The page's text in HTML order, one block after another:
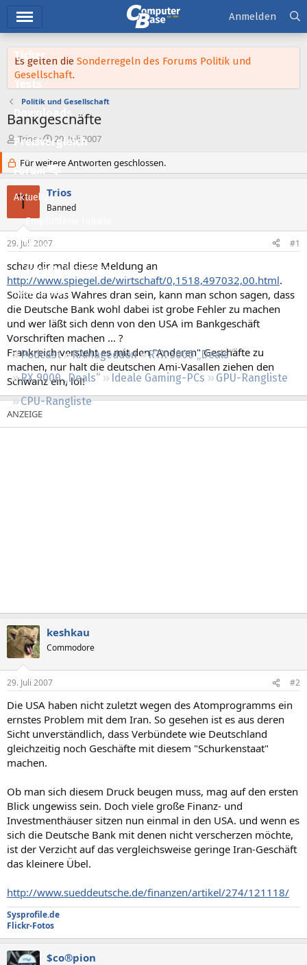
Ticker
Tests
Downloads
Preisvergleich
Forum
Aktuelles
Empfohlene Inhalte
Neue Beiträge
Neueste Aktivitäten
Leserartikel
Regeln
Podcast RAMageddon
RTX 5000 „Deals“
RX 9000 „Deals“
Ideale Gaming-PCs
GPU-Rangliste
CPU-Rangliste
Anmelden
Es gelten die Sonderregeln des Forums Politik und
Gesellschaft.
Politik und Gesellschaft
Bankgeschäfte
E
s
t
e
l
e
Trios
E
s
t
e
l
l
m
29. Juli 2007
Für weitere Antworten geschlossen.
T Trios
Banned
29. Juli 2007 #1
schau dir mal diese Meldung an
http://www.spiegel.de/wirtschaft/0,1518,497032,00.html.
Sollte da was Wahres dran sein, kann man schon sagen, dass
die Deutsche Bank wohl dabei ist grobe Fehler zu machen
und wer läßt sich denn von den USA im Bankgeschäft
Vorschriften machen ... ?
Frankreich versteht es mit den "Anderen" Geschäfte zu
machen, nur halt die deutschen Ami-Vasallen ziehen den
Schwanz ein, lol!
keshkau
Commodore
29. Juli 2007 #2
Die USA haben nicht zuletzt wegen des Atomprogramms ein
ernstes Problem mit dem Iran. So gesehen ist es aus deren
Sicht unverständlich, dass Verbündete wie Deutschland
gleichzeitig noch Geschäfte mit diesem "Schurkenstaat"
machen.
Ob man sich diesem Druck beugen muss, mag auf den ersten
Blick ungewiss sein. Doch viele große Finanz- und
Investmenthäuser sitzen nun einmal in den USA. und wenn es
sich die Deutsche Bank mit denen nicht verscherzen möchte,
ist der Verzicht auf das vergleichsweise geringe Iran-Geschäft
das kleinere Übel.
http://www.sueddeutsche.de/finanzen/artikel/274/121118/
Sysprofile.de
Flickr-Fotos
$co®pion